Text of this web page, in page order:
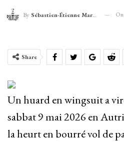
By Sébastien-Étienne Marechal On
Share
Un huard en wingsuit a
sabbat 9 mai 2026 en
la heurt en bourré vol de